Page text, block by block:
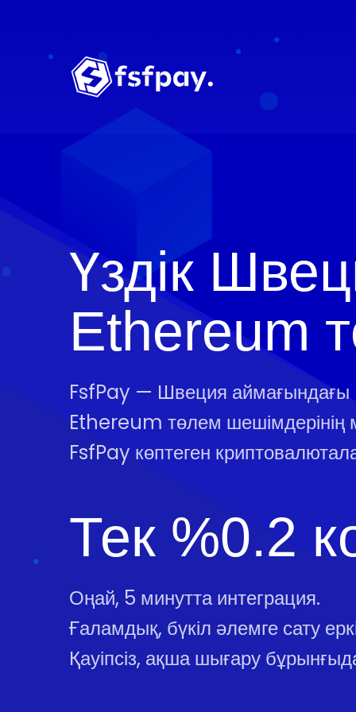
Үздік
Ethereum
FsfPay — Швеция аймағындағы
Ethereum төлем шешімдерінің
FsfPay көптеген
Тек %0.2
Оңай, 5 минутта интеграция.
Ғаламдық, бүкіл әлемге сату
Қауіпсіз, ақша шығару